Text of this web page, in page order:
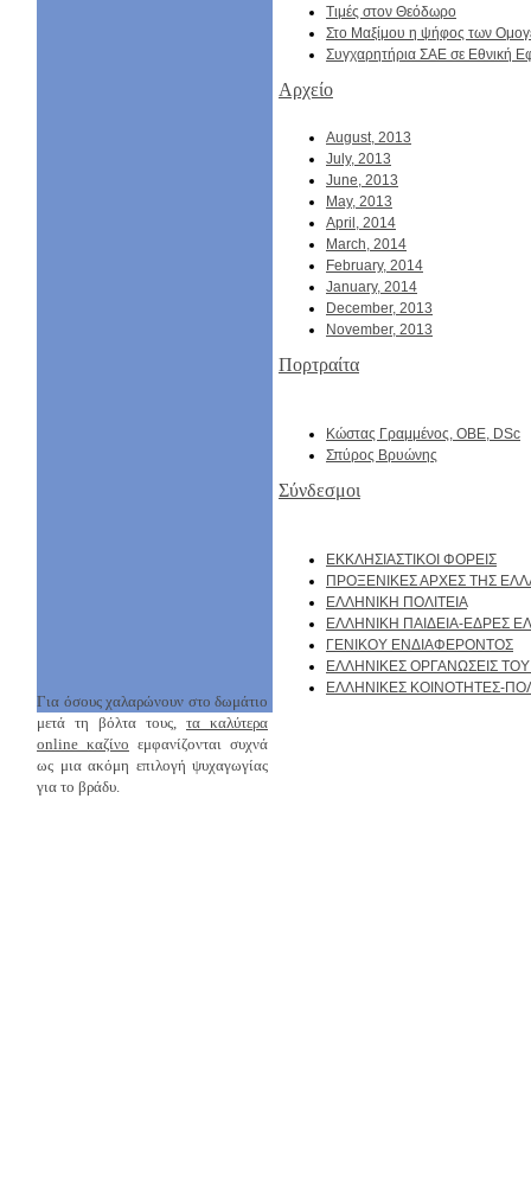
Για όσους χαλαρώνουν στο δωμάτιο
μετά τη βόλτα τους, τα καλύτερα
online καζίνο εμφανίζονται συχνά
ως μια ακόμη επιλογή ψυχαγωγίας
για το βράδυ.
Τιμές στον Θεόδωρο
Στο Μαξίμου η ψήφος των
Συγχαρητήρια ΣΑΕ σε Εθνική
Αρχείο
August, 2013
July, 2013
June, 2013
May, 2013
April, 2014
March, 2014
February, 2014
January, 2014
December, 2013
November, 2013
Πορτραίτα
Κώστας Γραμμένος, ΟΒΕ, DSc
Σπύρος Βρυώνης
Σύνδεσμοι
EKKΛΗΣΙΑΣΤΙΚΟΙ ΦΟΡΕΙΣ
ΠΡΟΞΕΝΙΚΕΣ ΑΡΧΕΣ ΤΗΣ
ΕΛΛΗΝΙΚΗ ΠΟΛΙΤΕΙΑ
ΕΛΛΗΝΙΚΗ ΠΑΙΔΕΙΑ-ΕΔΡΕΣ
ΓΕΝΙΚΟΥ ΕΝΔΙΑΦΕΡΟΝΤΟΣ
ΕΛΛΗΝΙΚΕΣ ΟΡΓΑΝΩΣΕΙΣ
ΕΛΛΗΝΙΚΕΣ ΚΟΙΝΟΤΗΤΕΣ-